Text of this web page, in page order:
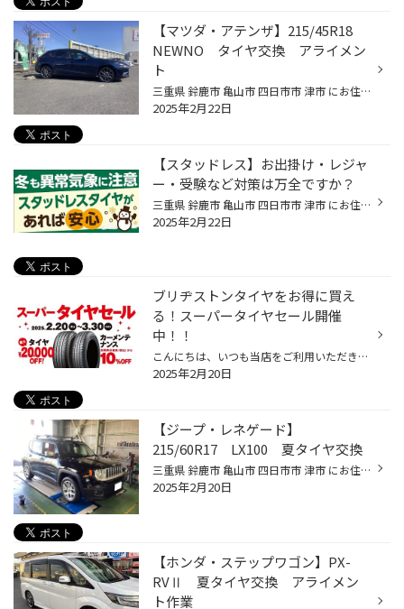
【マツダ・アテンザ】215/45R18
NEWNO タイヤ交換 アライメン
ト
三重県 鈴鹿市 亀山市 四日市市 津市 にお住まいの皆様 並びに当ブログをご覧のお客様 こんにちは！ 中央道路沿いにあります 【タイヤ館スズカ】です！ 本日は 【 マツダ アテンザ 】 【 NEWNO 】 【 アライメント調整 】 作業のご紹介です！ 基本性能は兼ね備えつつ、 価格を抑えられたタイヤで ...
2025年2月22日
【スタッドレス】お出掛け・レジャ
ー・受験など対策は万全ですか？
三重県 鈴鹿市 亀山市 四日市市 津市 にお住まいの皆様 並びに当ブログをご覧のお客様 こんにちは！ 中央道路沿いにあります 【タイヤ館スズカ】です！ 皆様、お車の冬支度は万全でしょうか？ その準備のひとつとして スタッドレスタイヤは 必需品のひとつですよね！ ・ 突然の雪予報だけど、その日...
2025年2月22日
ブリヂストンタイヤをお得に買え
る！スーパータイヤセール開催
中！！
こんにちは、いつも当店をご利用いただきましてありがとうございます。 現在、コクピット・タイヤ館では、ブリヂストンタイヤをお得に買える！スーパータイヤセールを開催中です。 ブリヂストンのタイヤを4本ご購入で最大￥20,000 OFF！ タイヤをお得にご購入頂けるチャンスです！ 夏タイヤの交換や...
2025年2月20日
【ジープ・レネゲード】
215/60R17 LX100 夏タイヤ交換
三重県 鈴鹿市 亀山市 四日市市 津市 にお住まいの皆様 並びに当ブログをご覧のお客様 こんにちは！ 中央道路沿いにあります 【 タイヤ館スズカ 】です！ 【 JEEP レネゲード 】 【 ALENZA LX100 】 夏タイヤ 取付のご紹介です。 年数が経ち、ひび割れが かなり進んでいました！ 溝もかなり少なくな...
2025年2月20日
【ホンダ・ステップワゴン】PX-
RVⅡ 夏タイヤ交換 アライメン
ト作業